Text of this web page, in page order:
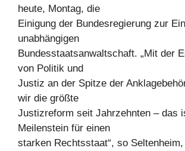
heute, Montag, die
Einigung der Bundesregierung zur
unabhängigen
Bundesstaatsanwaltschaft. „Mit der
von Politik und
Justiz an der Spitze der
wir die größte
Justizreform seit Jahrzehnten – das
Meilenstein für einen
starken Rechtsstaat“, so